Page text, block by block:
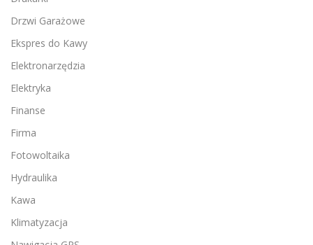
Drzwi Garażowe
Ekspres do Kawy
Elektronarzędzia
Elektryka
Finanse
Firma
Fotowoltaika
Hydraulika
Kawa
Klimatyzacja